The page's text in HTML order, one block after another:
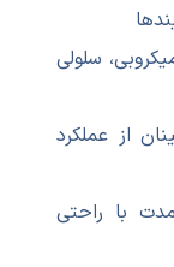
سلولی
از عملکرد
با راحتی